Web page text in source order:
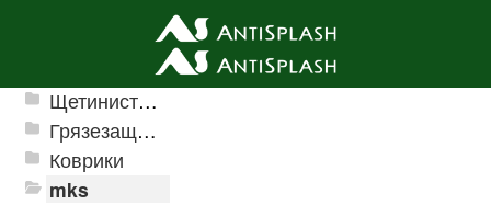
Ячеистые грязезащитные покрытия
Щетинистые покрытия
Грязезащитные, влаговпитывающие покрытия
Коврики
mks